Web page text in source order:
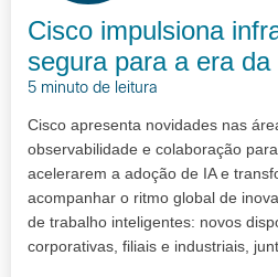
Cisco impulsiona
segura para a era da
5 minuto de leitura
Cisco apresenta novidades nas
observabilidade e colaboração
acelerarem a adoção de IA e
acompanhar o ritmo global de
de trabalho inteligentes: novos
corporativas, filiais e industriais,